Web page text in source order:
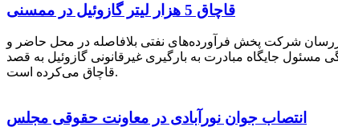
قاچاق 5 هزار لیتر گازوئیل در ممسنی
شرکت پخش فرآورده‌های نفتی بلافاصله در محل حاضر و
هماهنگی مسئول جایگاه مبادرت به بارگیری غیرقانونی گازوئیل به قصد
قاچاق می‌کرده است.
انتصاب جوان نورآبادی در معاونت حقوقی مجلس